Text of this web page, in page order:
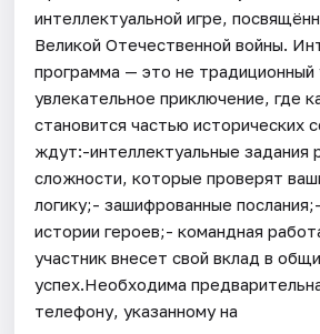
интеллектуальной игре,
Великой Отечественной войны.
программа — это не традиционный
увлекательное приключение, где
становится частью исторических
ждут:-интеллектуальные задания
сложности, которые проверят
логику;- зашифрованные
истории героев;- командная
участник внесет свой вклад в
успех.Необходима
телефону, указанному на